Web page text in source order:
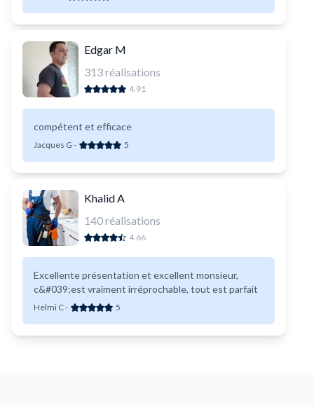
Edgar M
313réalisations
4.91
compétent et efficace
Jacques G - 5
Khalid A
140réalisations
4.66
Excellente présentation et excellent monsieur,
c&#039;est vraiment irréprochable, tout est parfait
Helmi C- 5